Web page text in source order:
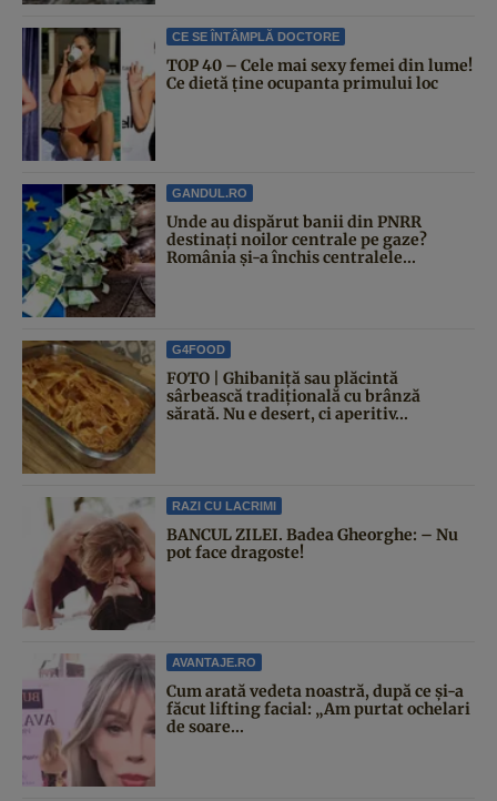
CE SE ÎNTÂMPLĂ DOCTORE
TOP 40 – Cele mai sexy femei din lume!
Ce dietă ține ocupanta primului loc
GANDUL.RO
Unde au dispărut banii din PNRR
destinați noilor centrale pe gaze?
România și-a închis centralele...
G4FOOD
FOTO | Ghibaniță sau plăcintă
sârbească tradițională cu brânză
sărată. Nu e desert, ci aperitiv...
RAZI CU LACRIMI
BANCUL ZILEI. Badea Gheorghe: – Nu
pot face dragoste!
AVANTAJE.RO
Cum arată vedeta noastră, după ce și-a
făcut lifting facial: „Am purtat ochelari
de soare...